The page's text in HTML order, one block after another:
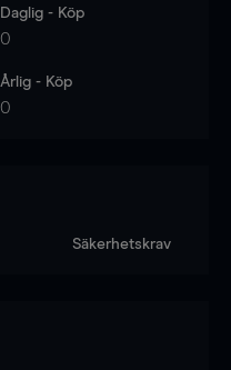
Daglig - Köp
0
Årlig - Köp
0
Säkerhetskrav